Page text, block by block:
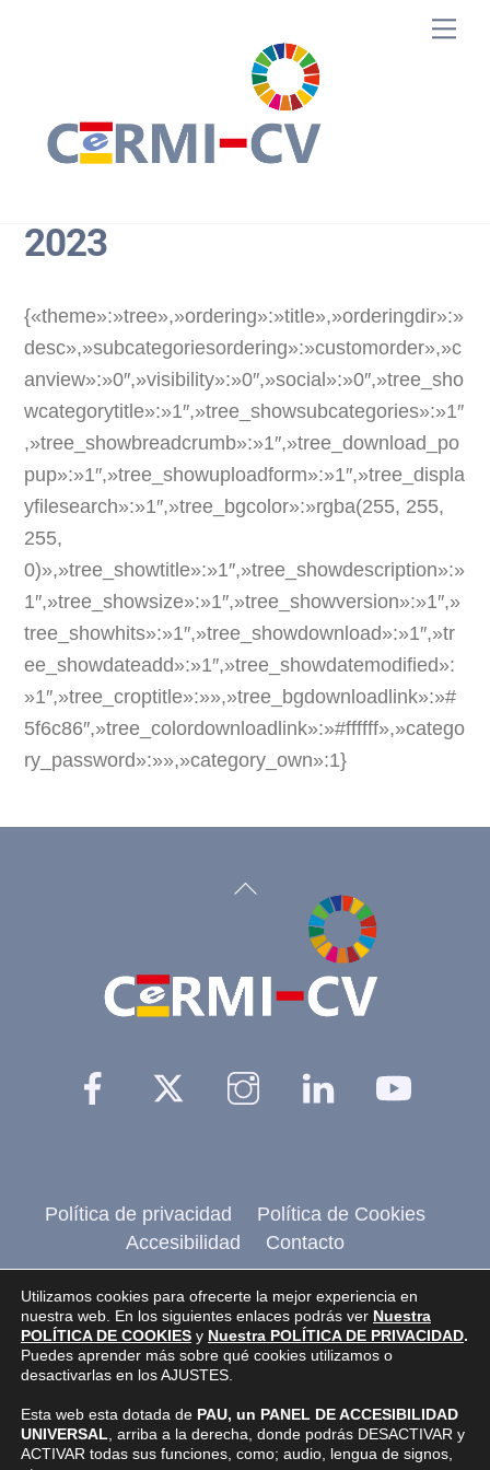
2023
{«theme»:»tree»,»ordering»:»title»,»orderingdir»:»
desc»,»subcategoriesordering»:»customorder»,»c
anview»:»0″,»visibility»:»0″,»social»:»0″,»tree_sho
wcategorytitle»:»1″,»tree_showsubcategories»:»1″
,»tree_showbreadcrumb»:»1″,»tree_download_po
pup»:»1″,»tree_showuploadform»:»1″,»tree_displa
yfilesearch»:»1″,»tree_bgcolor»:»rgba(255, 255,
255,
0)»,»tree_showtitle»:»1″,»tree_showdescription»:»
1″,»tree_showsize»:»1″,»tree_showversion»:»1″,»
tree_showhits»:»1″,»tree_showdownload»:»1″,»tr
ee_showdateadd»:»1″,»tree_showdatemodified»:
»1″,»tree_croptitle»:»»,»tree_bgdownloadlink»:»#
5f6c86″,»tree_colordownloadlink»:»#ffffff»,»catego
ry_password»:»»,»category_own»:1}
Back
Facebook Twitter Instagram Linkedin
Política de privacidad
Política de Cookies
Accesibilidad
Contacto
@2026 CERMI CV, Comité de entidades
representantes de personas con discapacidad de
la Comunidad Valenciana.
Nefergalia, SL
Utilizamos cookies para ofrecerte la mejor experiencia en
nuestra web. En los siguientes enlaces podrás ver Nuestra
POLÍTICA DE COOKIES y Nuestra POLÍTICA DE PRIVACIDAD.
Puedes aprender más sobre qué cookies utilizamos o
desactivarlas en los AJUSTES.
Esta web esta dotada de PAU, un PANEL DE ACCESIBILIDAD
UNIVERSAL , arriba a la derecha, donde podrás DESACTIVAR y
ACTIVAR todas sus funciones, como; audio, lengua de signos,